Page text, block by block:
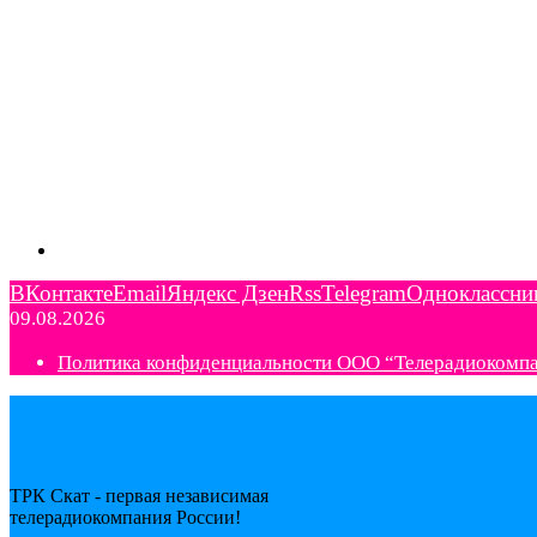
ВКонтактеEmailЯндекс ДзенRssTelegram
09.08.2026
Политика конфиденциальности ООО
ТРК Скат - первая независимая
телерадиокомпания Роcсии!